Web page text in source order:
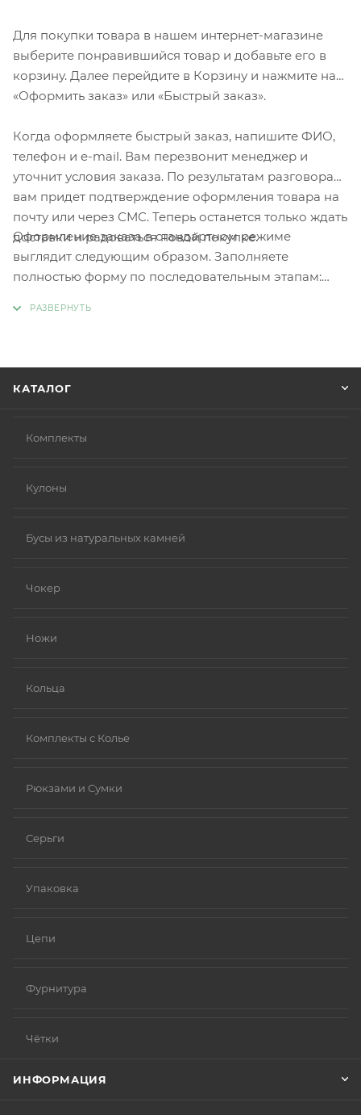
Для покупки товара в нашем интернет-магазине
выберите понравившийся товар и добавьте его в
корзину. Далее перейдите в Корзину и нажмите на
«Оформить заказ» или «Быстрый заказ».
Когда оформляете быстрый заказ, напишите ФИО,
телефон и e-mail. Вам перезвонит менеджер и
уточнит условия заказа. По результатам разговора
вам придет подтверждение оформления товара на
почту или через СМС. Теперь останется только ждать
доставки и радоваться новой покупке.
Оформление заказа в стандартном режиме
выглядит следующим образом. Заполняете
полностью форму по последовательным этапам:
КАТАЛОГ
Комплекты
Кулоны
Бусы из натуральных камней
Чокер
Ножи
Кольца
Комплекты с Колье
Рюкзами и Сумки
Серьги
Упаковка
Цепи
Фурнитура
Чётки
ИНФОРМАЦИЯ